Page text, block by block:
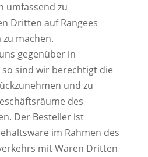
umfassend zu
Dritten auf Rangees
machen.
gegenüber in
sind wir berechtigt die
und zu
des
Der Besteller ist
im Rahmen des
mit Waren Dritten